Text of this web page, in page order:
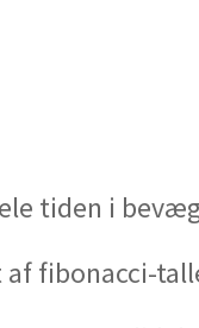
tiden i
fibonacci-